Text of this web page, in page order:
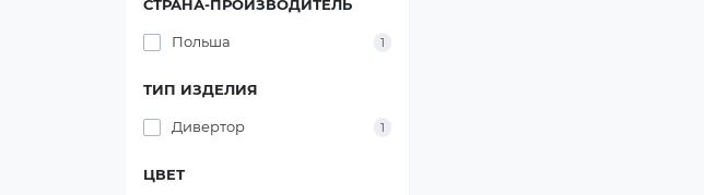
СТРАНА-ПРОИЗВОДИТЕЛЬ
Польша 1
ТИП ИЗДЕЛИЯ
Дивертор 1
ЦВЕТ